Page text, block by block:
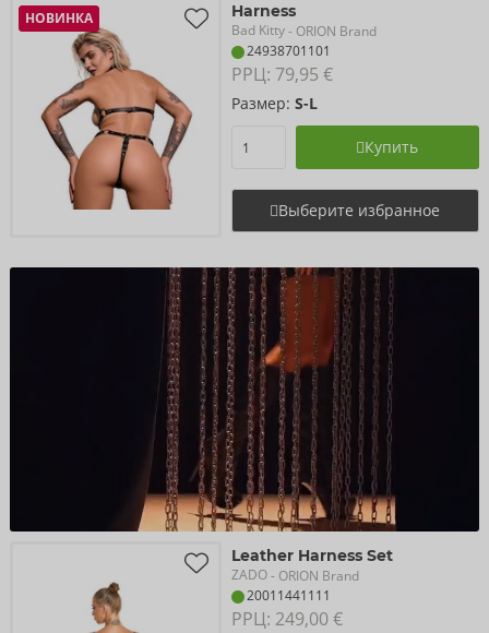
НОВИНКА Harness
Bad Kitty- ORION Brand
24938701101
РРЦ: 79,95 €
Размер: S-L
Купить
Выберите избранное
Leather Harness Set
ZADO- ORION Brand
20011441111
РРЦ: 249,00 €